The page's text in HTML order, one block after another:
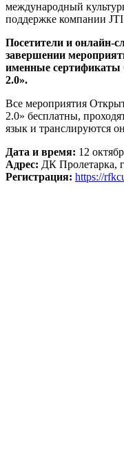
международный
поддержке компании JTI
Посетители и онлайн-
завершении
именные сертификаты
2.0».
Все мероприятия
2.0» бесплатны,
язык и транслируются
Дата и время: 12
Адрес: ДК Пролетарка,
Регистрация: https://